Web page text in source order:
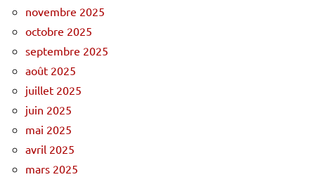
novembre 2025
octobre 2025
septembre 2025
août 2025
juillet 2025
juin 2025
mai 2025
avril 2025
mars 2025